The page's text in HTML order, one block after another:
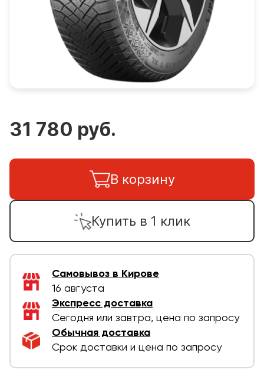
31 780 руб.
В корзину
Купить в 1 клик
Самовывоз в Кирове
16 августа
Экспресс доставка
Сегодня или завтра, цена по запросу
Обычная доставка
Срок доставки и цена по запросу